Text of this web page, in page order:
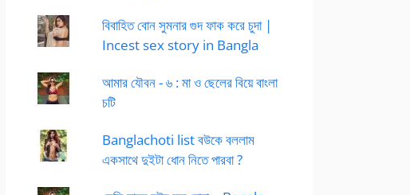
বিবাহিত বোন সুমনার গুদ ফাক করে চুদা |
Incest sex story in Bangla
আমার যৌবন - ৬ : মা ও ছেলের বিয়ে বাংলা
চটি
Banglachoti list বউকে বললাম
একসাথে দুইটা ধোন নিতে পারবা ?